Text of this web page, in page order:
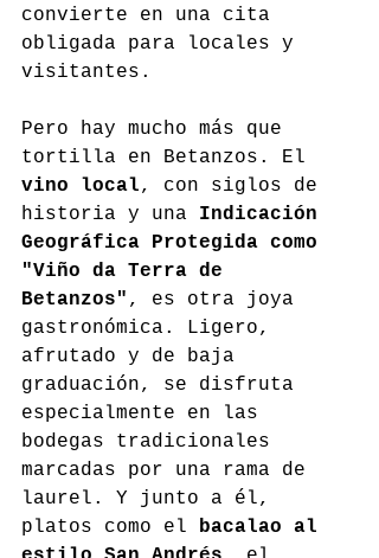
convierte en una cita
obligada para locales y
visitantes.
Pero hay mucho más que
tortilla en Betanzos. El
vino local, con siglos de
historia y una Indicación
Geográfica Protegida como
"Viño da Terra de
Betanzos" , es otra joya
gastronómica. Ligero,
afrutado y de baja
graduación, se disfruta
especialmente en las
bodegas tradicionales
marcadas por una rama de
laurel. Y junto a él,
platos como el bacalao al